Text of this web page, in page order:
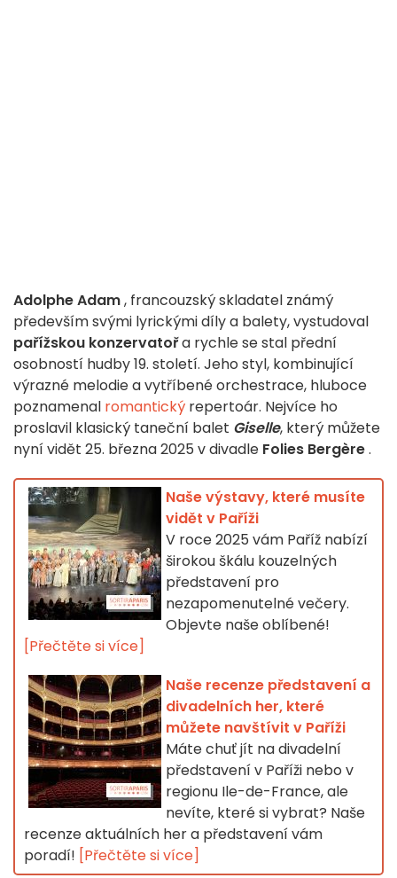
Adolphe Adam, francouzský skladatel známý
především svými lyrickými díly a balety, vystudoval
pařížskou konzervatořa rychle se stal přední
osobností hudby 19. století. Jeho styl, kombinující
výrazné melodie a vytříbené orchestrace, hluboce
poznamenal romantický repertoár. Nejvíce ho
proslavil klasický taneční balet Giselle, který můžete
nyní vidět 25. března 2025 v divadle Folies Bergère.
Naše výstavy, které musíte
vidět v Paříži
V roce 2025 vám Paříž nabízí
širokou škálu kouzelných
představení pro
nezapomenutelné večery.
Objevte naše oblíbené!
[Přečtěte si více]
Naše recenze představení a
divadelních her, které
můžete navštívit v Paříži
Máte chuť jít na divadelní
představení v Paříži nebo v
regionu Ile-de-France, ale
nevíte, které si vybrat? Naše
recenze aktuálních her a představení vám
poradí! [Přečtěte si více]